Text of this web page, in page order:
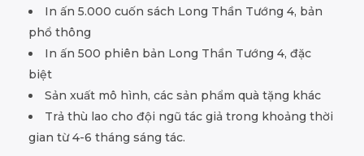
In ấn 5.000 cuốn sách Long Thần Tướng 4, bản
phổ thông
In ấn 500 phiên bản Long Thần Tướng 4, đặc
biệt
Sản xuất mô hình, các sản phẩm quà tặng khác
Trả thù lao cho đội ngũ tác giả trong khoảng thời
gian từ 4-6 tháng sáng tác.